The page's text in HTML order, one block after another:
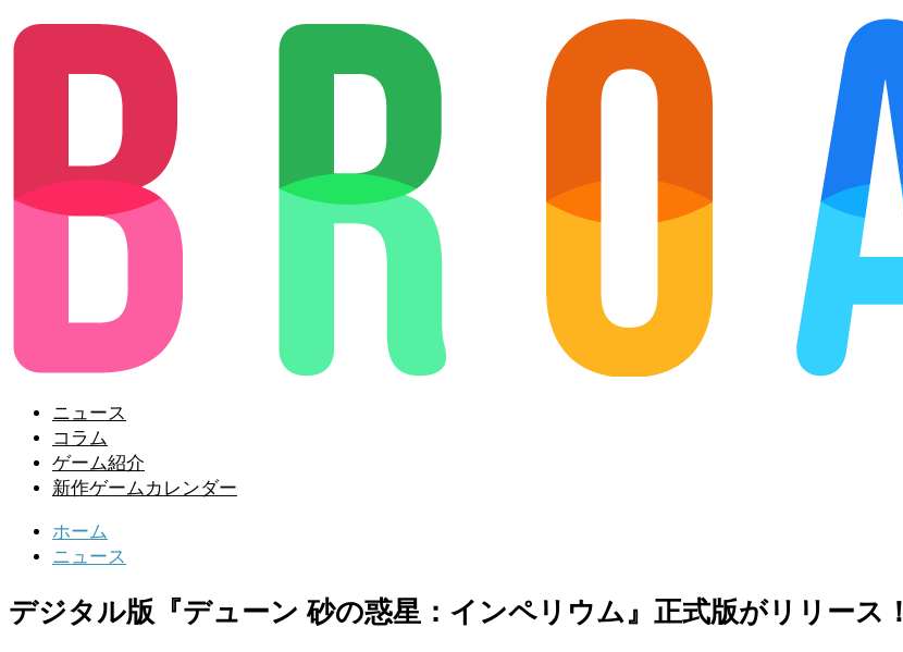
ニュース
コラム
ゲーム紹介
新作ゲームカレンダー
ホーム
ニュース
デジタル版『デューン 砂の惑星：インペリウム』正式版がリリース！